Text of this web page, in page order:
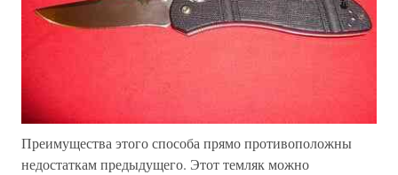
Преимущества этого способа прямо противоположны
недостаткам предыдущего. Этот темляк можно